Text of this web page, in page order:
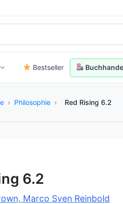
Bestseller
› Philosophie › Red Rising 6.2
6.2
Marco Sven Reinbold